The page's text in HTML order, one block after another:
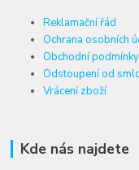
Reklamační řád
Ochrana osobních
Obchodní podmínky
Odstoupení od
Vrácení zboží
Kde nás najdete